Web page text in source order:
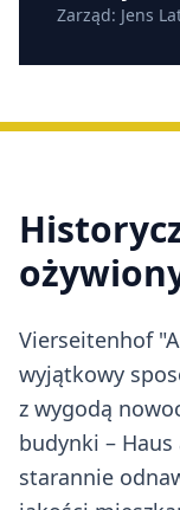
Zarząd: Jens
Vierseitenhof
wyjątkowy
z wygodą
budynki –
starannie